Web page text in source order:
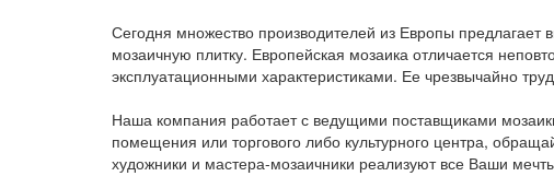
Сегодня множество производителей из Европы
мозаичную плитку. Европейская мозаика отличается
эксплуатационными характеристиками. Ее чрезвычайно
Наша компания работает с ведущими поставщиками
помещения или торгового либо культурного центра,
художники и мастера-мозаичники реализуют все Ваши